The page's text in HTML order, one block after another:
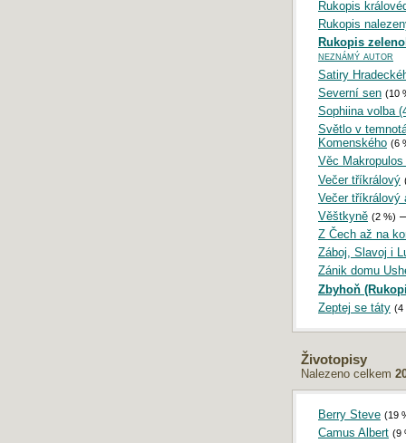
Rukopis
Rukopis
Rukopis
neznámý autor
Satiry
Severní sen (10
Sophiina volba
Světlo v
Komenského (6
Věc Makropulos
Večer tříkrálový
Večer tříkrálový
Věštkyně (2 %)
Z Čech až na
Záboj, Slavoj i
Zánik domu
Zbyhoň
Zeptej se táty (4
Životopisy
Nalezeno celkem 20
Berry Steve (19
Camus Albert (9